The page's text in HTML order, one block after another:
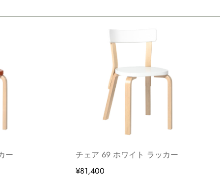
ー
チェア 69 ホワイト ラッカー
¥81,400